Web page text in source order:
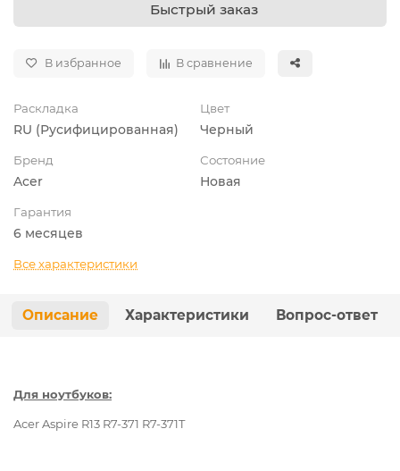
Быстрый заказ
В избранное В сравнение
Раскладка
RU (Русифицированная)
Цвет
Черный
Бренд
Acer
Состояние
Новая
Гарантия
6 месяцев
Все характеристики
Описание Характеристики Вопрос-ответ
Для ноутбуков:
Acer Aspire R13 R7-371 R7-371T